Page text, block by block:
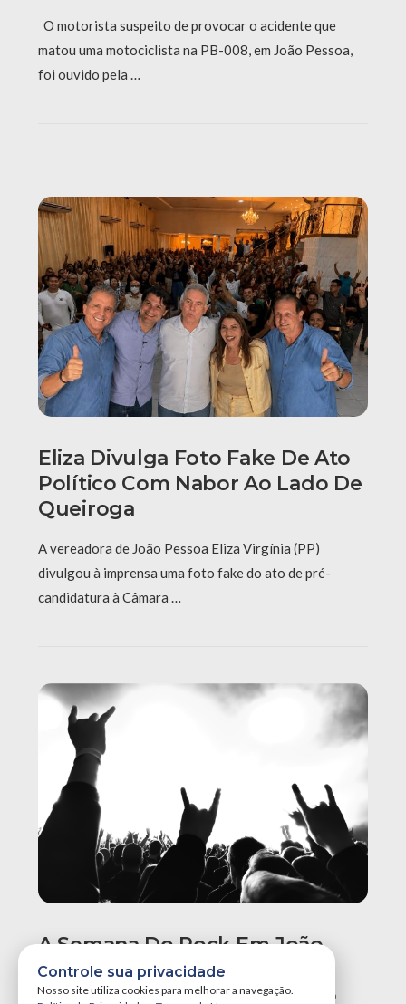
O motorista suspeito de provocar o acidente que
matou uma motociclista na PB-008, em João Pessoa,
foi ouvido pela …
Eliza Divulga Foto Fake De Ato
Político Com Nabor Ao Lado De
Queiroga
A vereadora de João Pessoa Eliza Virgínia (PP)
divulgou à imprensa uma foto fake do ato de pré-
candidatura à Câmara …
A Semana Do Rock Em João
Pessoa Promete Um Dos
Maiores Finais De Semana Do
Controle sua privacidade
Nosso site utiliza cookies para melhorar a navegação.